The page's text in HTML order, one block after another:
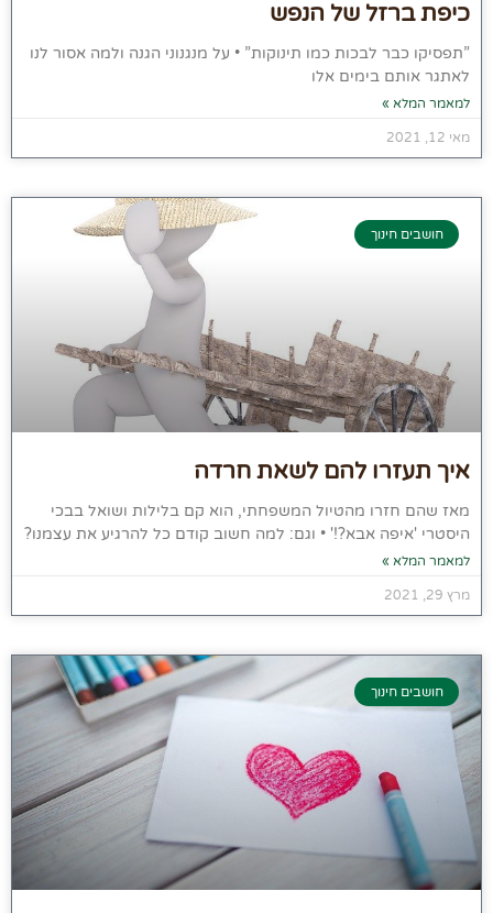
כיפת ברזל של הנפש
”תפסיקו כבר לבכות כמו תינוקות” • על מנגנוני הגנה ולמה אסור לנו
לאתגר אותם בימים אלו
למאמר המלא »
מאי 12, 2021
חושבים חינוך
איך תעזרו להם לשאת חרדה
מאז שהם חזרו מהטיול המשפחתי, הוא קם בלילות ושואל בבכי
היסטרי 'איפה אבא?!' • וגם: למה חשוב קודם כל להרגיע את עצמנו?
למאמר המלא »
מרץ 29, 2021
חושבים חינוך